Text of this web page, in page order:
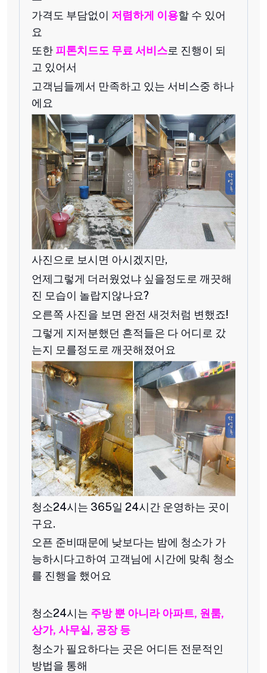
가격도 부담없이 저렴하게 이용할 수 있어
요
또한 피톤치드도 무료 서비스로 진행이 되
고 있어서
고객님들께서 만족하고 있는 서비스중 하나
에요
사진으로 보시면 아시겠지만,
언제그렇게 더러웠었냐 싶을정도로 깨끗해
진 모습이 놀랍지않나요?
오른쪽 사진을 보면 완전 새것처럼 변했죠!
그렇게 지저분했던 흔적들은 다 어디로 갔
는지 모를정도로 깨끗해졌어요
청소24시는 365일 24시간 운영하는 곳이
구요.
오픈 준비때문에 낮보다는 밤에 청소가 가
능하시다고하여 고객님에 시간에 맞춰 청소
를 진행을 했어요
청소24시는 주방 뿐 아니라 아파트, 원룸,
상가, 사무실, 공장 등
청소가 필요하다는 곳은 어디든 전문적인
방법을 통해